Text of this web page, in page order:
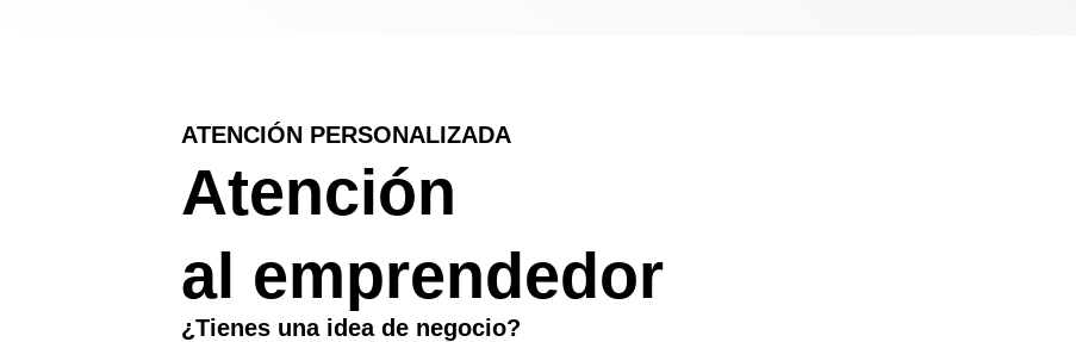
ATENCIÓN PERSONALIZADA
Atención
al emprendedor
¿Tienes una idea de negocio?